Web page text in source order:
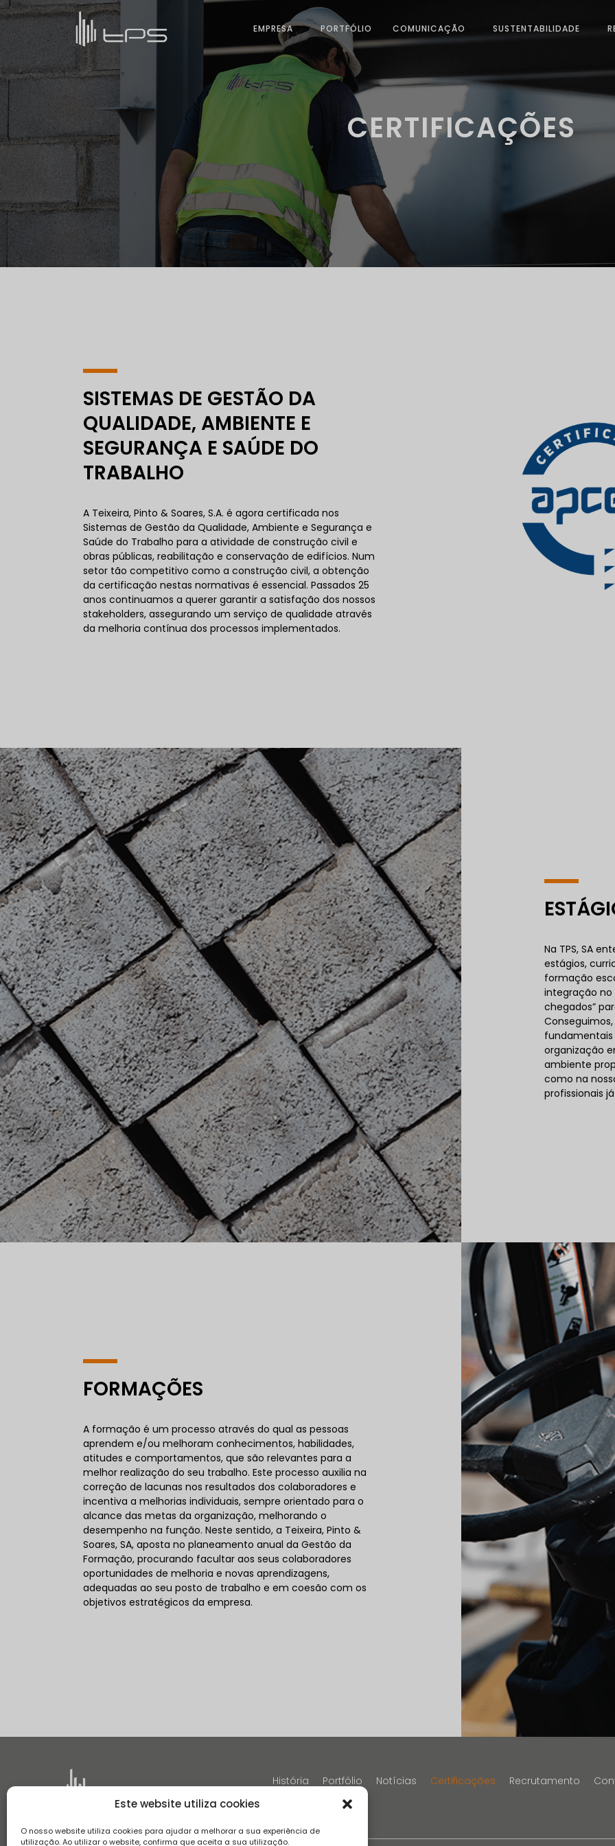
Este website utiliza cookies
O nosso website utiliza cookies para ajudar a melhorar a sua experiência de
utilização. Ao utilizar o website, confirma que aceita a sua utilização.
EMPRESA PORTFÓLIO COMUNICAÇÃO SUSTENTABILIDADE
CERTIFICAÇÕES
SISTEMAS DE GESTÃO DA
QUALIDADE, AMBIENTE E
SEGURANÇA E SAÚDE DO
TRABALHO
A Teixeira, Pinto & Soares, S.A. é agora certificada nos
Sistemas de Gestão da Qualidade, Ambiente e Segurança e
Saúde do Trabalho para a atividade de construção civil e
obras públicas, reabilitação e conservação de edifícios. Num
setor tão competitivo como a construção civil, a obtenção
da certificação nestas normativas é essencial. Passados 25
anos continuamos a querer garantir a satisfação dos nossos
stakeholders, assegurando um serviço de qualidade através
da melhoria contínua dos processos implementados.
Na TPS, SA
estágios,
formação
integração no
chegados”
organização
ambiente
como na
profissionais
FORMAÇÕES
A formação é um processo através do qual as pessoas
aprendem e/ou melhoram conhecimentos, habilidades,
atitudes e comportamentos, que são relevantes para a
melhor realização do seu trabalho. Este processo auxilia na
correção de lacunas nos resultados dos colaboradores e
incentiva a melhorias individuais, sempre orientado para o
alcance das metas da organização, melhorando o
desempenho na função. Neste sentido, a Teixeira, Pinto &
Soares, SA, aposta no planeamento anual da Gestão da
Formação, procurando facultar aos seus colaboradores
oportunidades de melhoria e novas aprendizagens,
adequadas ao seu posto de trabalho e em coesão com os
objetivos estratégicos da empresa.
História Portfólio Notícias Certificações Recrutamento